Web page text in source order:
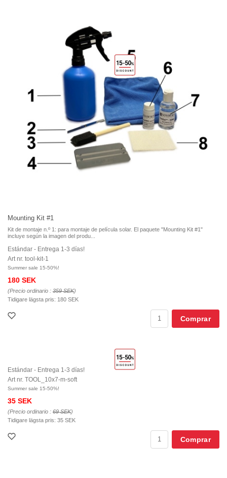
Mounting Kit #1
Kit de montaje n.º 1: para montaje de película solar. El paquete "Mounting Kit #1"
incluye según la imagen del produ...
Estándar - Entrega 1-3 días!
Art nr. tool-kit-1
Summer sale 15-50%!
180 SEK
(Precio ordinario : 359 SEK)
Tidigare lägsta pris: 180 SEK
Comprar
Estándar - Entrega 1-3 días!
Art nr. TOOL_10x7-m-soft
Summer sale 15-50%!
35 SEK
(Precio ordinario : 69 SEK)
Tidigare lägsta pris: 35 SEK
Comprar